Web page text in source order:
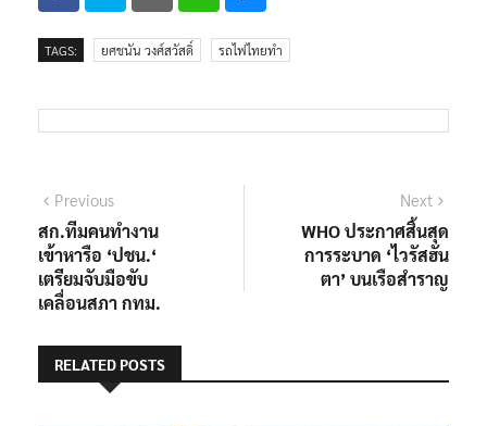
TAGS: ยศชนัน วงศ์สวัสดิ์ รถไฟไทยทำ
แนะแนว
เรื่อง
PreviousPrevious
post:
สก.ทีมคนทำงาน
เข้าหารือ ‘ปชน.‘
เตรียมจับมือขับ
เคลื่อนสภา กทม.
Next
WHO ประกาศสิ้นสุด
การระบาด ‘ไวรัสฮัน
ตา’ บนเรือสำราญ
RELATED POSTS